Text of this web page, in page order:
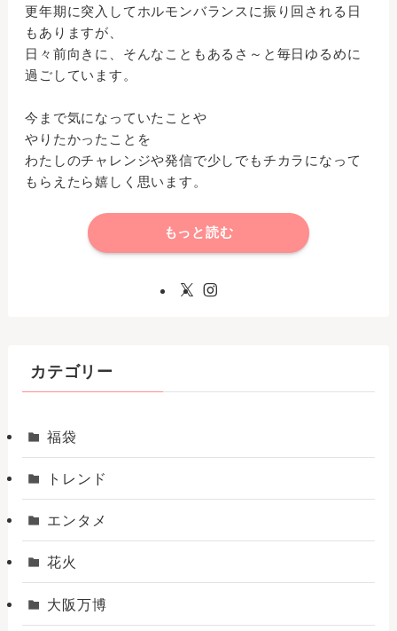
更年期に突入してホルモンバランスに振り回される日
もありますが、
日々前向きに、そんなこともあるさ～と毎日ゆるめに
過ごしています。
今まで気になっていたことや
やりたかったことを
わたしのチャレンジや発信で少しでもチカラになって
もらえたら嬉しく思います。
もっと読む
カテゴリー
福袋
トレンド
エンタメ
花火
大阪万博